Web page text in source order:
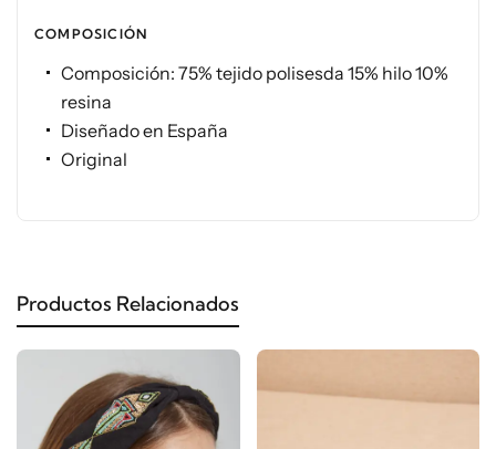
COMPOSICIÓN
Composición: 75% tejido polisesda 15% hilo 10%
resina
Diseñado en España
Original
Productos Relacionados